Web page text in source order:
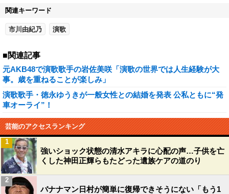
関連キーワード
市川由紀乃 演歌
■関連記事
元AKB48で演歌歌手の岩佐美咲「演歌の世界では人生経験が大
事。歳を重ねることが楽しみ」
演歌歌手・徳永ゆうきが一般女性との結婚を発表 公私ともに“発
車オーライ”！
芸能のアクセスランキング
強いショック状態の清水アキラに心配の声…子供を亡
くした神田正輝らもたどった遺族ケアの道のり
1
バナナマン日村が簡単に復帰できそうにない「もう1
2